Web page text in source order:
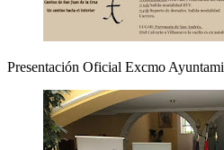
Presentación Oficial Excmo